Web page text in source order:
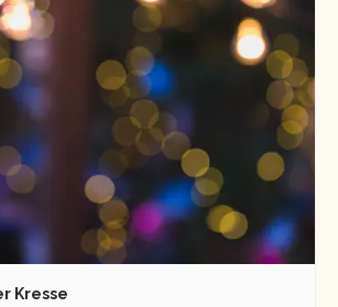
Kresse